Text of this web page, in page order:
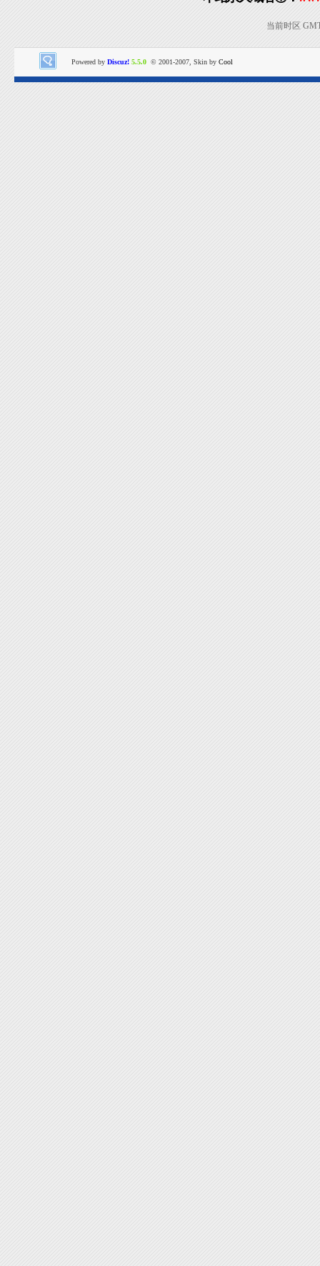
当前时区
Powered by Discuz! 5.5.0 © 2001-2007, Skin by Cool